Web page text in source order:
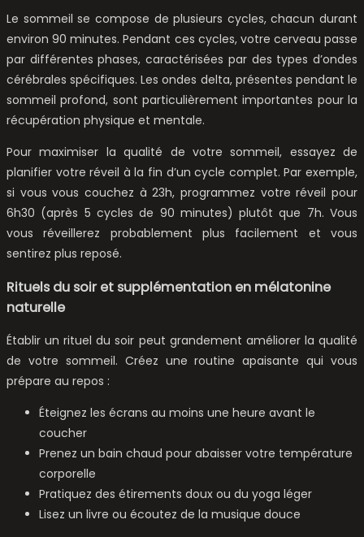
Le sommeil se compose de plusieurs cycles, chacun durant
environ 90 minutes. Pendant ces cycles, votre cerveau passe
par différentes phases, caractérisées par des types d’ondes
cérébrales spécifiques. Les ondes delta, présentes pendant le
sommeil profond, sont particulièrement importantes pour la
récupération physique et mentale.
Pour maximiser la qualité de votre sommeil, essayez de
planifier votre réveil à la fin d’un cycle complet. Par exemple,
si vous vous couchez à 23h, programmez votre réveil pour
6h30 (après 5 cycles de 90 minutes) plutôt que 7h. Vous
vous réveillerez probablement plus facilement et vous
sentirez plus reposé.
Rituels du soir et supplémentation en mélatonine
naturelle
Établir un rituel du soir peut grandement améliorer la qualité
de votre sommeil. Créez une routine apaisante qui vous
prépare au repos :
Éteignez les écrans au moins une heure avant le
coucher
Prenez un bain chaud pour abaisser votre température
corporelle
Pratiquez des étirements doux ou du yoga léger
Lisez un livre ou écoutez de la musique douce